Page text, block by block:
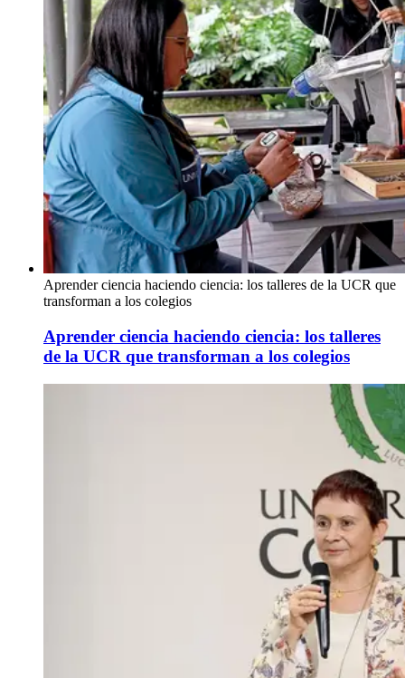
Aprender ciencia haciendo ciencia: los talleres de la UCR que
transforman a los colegios
Aprender ciencia haciendo ciencia: los talleres
de la UCR que transforman a los colegios